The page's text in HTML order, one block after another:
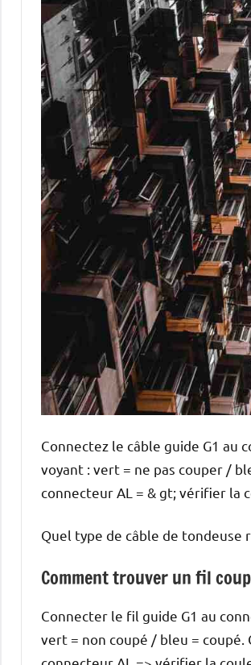
Connectez le câble guide G1 au
voyant : vert = ne pas couper /
connecteur AL = & gt; vérifier la
Quel type de câble de tondeuse
Comment trouver un fil
Connecter le fil guide G1 au
vert = non coupé / bleu = coupé.